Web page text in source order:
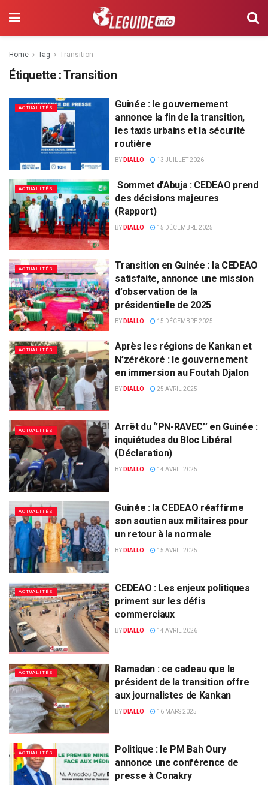
Home Tag Transition
Étiquette :Transition
ACTUALITÉS
Guinée : le gouvernement
annonce la fin de la transition,
les taxis urbains et la sécurité
routière
BY DIALLO 13 JUILLET 2026
ACTUALITÉS
Sommet d’Abuja : CEDEAO prend
des décisions majeures
(Rapport)
BY DIALLO 15 DÉCEMBRE 2025
ACTUALITÉS
Transition en Guinée : la CEDEAO
satisfaite, annonce une mission
d’observation de la
présidentielle de 2025
BY DIALLO 15 DÉCEMBRE 2025
ACTUALITÉS
Après les régions de Kankan et
N’zérékoré : le gouvernement
en immersion au Foutah Djalon
BY DIALLO 25 AVRIL 2025
ACTUALITÉS
Arrêt du ‘’PN-RAVEC’’ en Guinée :
inquiétudes du Bloc Libéral
(Déclaration)
BY DIALLO 14 AVRIL 2025
ACTUALITÉS
Guinée : la CEDEAO réaffirme
son soutien aux militaires pour
un retour à la normale
BY DIALLO 15 AVRIL 2025
ACTUALITÉS
CEDEAO : Les enjeux politiques
priment sur les défis
commerciaux
BY DIALLO 14 AVRIL 2026
ACTUALITÉS
Ramadan : ce cadeau que le
président de la transition offre
aux journalistes de Kankan
BY DIALLO 16 MARS 2025
ACTUALITÉS
Politique : le PM Bah Oury
annonce une conférence de
presse à Conakry